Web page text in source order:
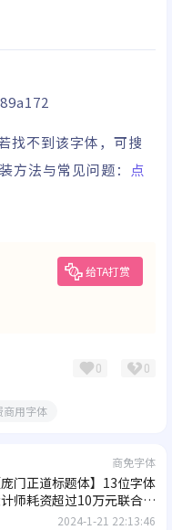
找不到该字体，可搜
方法与常见问题： 点
给TA打赏
0 0
商用字体
商免字体
庞门正道标题体】13位字体
师耗资超过10万元联合研
发
2024-1-21 22:13:46